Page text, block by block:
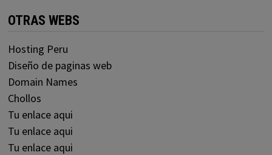
OTRAS WEBS
Hosting Peru
Diseño de paginas web
Domain Names
Chollos
Tu enlace aqui
Tu enlace aqui
Tu enlace aqui